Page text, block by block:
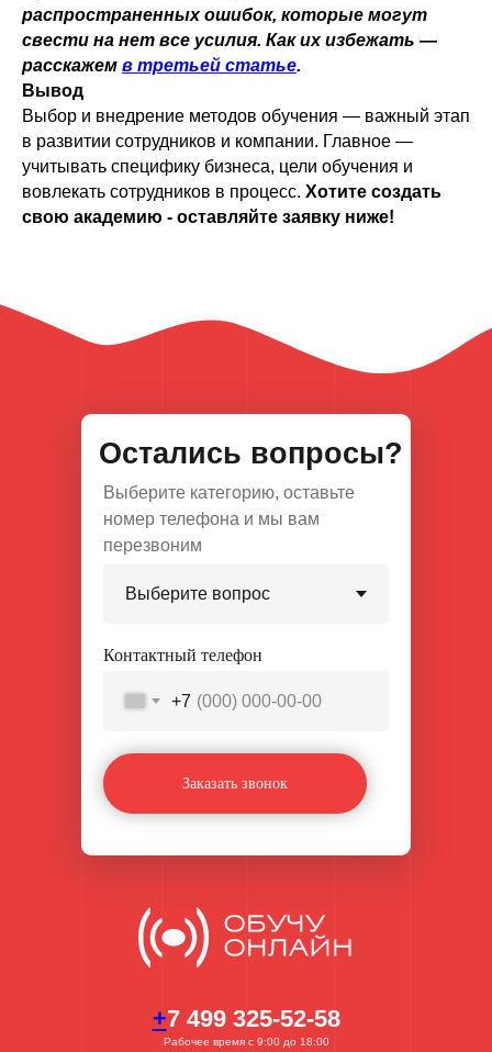
распространенных ошибок, которые могут
свести на нет все усилия. Как их избежать —
расскажем в третьей статье.
Вывод
Выбор и внедрение методов обучения — важный этап
в развитии сотрудников и компании. Главное —
учитывать специфику бизнеса, цели обучения и
вовлекать сотрудников в процесс. Хотите создать
свою академию - оставляйте заявку ниже!
+7 499 325-52-58
Рабочее время с 9:00 до 18:00
Остались вопросы?
Выберите категорию, оставьте
номер телефона и мы вам
перезвоним
Контактный телефон
+7
Заказать звонок